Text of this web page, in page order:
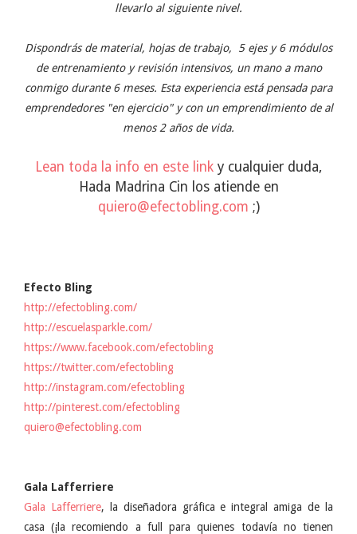
llevarlo al siguiente nivel.
Dispondrás de material, hojas de trabajo,
5 ejes y 6 módulos
de entrenamiento y revisión intensivos, un mano a mano
conmigo durante 6 meses. Esta experiencia está pensada para
emprendedores "en ejercicio" y con un emprendimiento de al
menos 2 años de vida.
Lean toda la info en este link y cualquier duda,
Hada Madrina Cin los atiende en
quiero@efectobling.com ;)
Efecto Bling
http://efectobling.com/
http://escuelasparkle.com/
https://www.facebook.com/efectobling
https://twitter.com/efectobling
http://instagram.com/efectobling
http://pinterest.com/efectobling
quiero@efectobling.com
Gala Lafferriere
Gala Lafferriere, la diseñadora gráfica e integral amiga de la
casa (¡la recomiendo a full para quienes todavía no tienen